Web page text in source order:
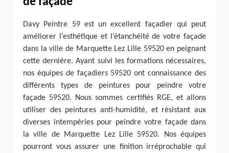
Davy Peintre 59 est un excellent façadier qui peut
améliorer l’esthétique et l’étanchéité de votre façade
dans la ville de Marquette Lez Lille 59520 en peignant
cette dernière. Ayant suivi les formations nécessaires,
nos équipes de façadiers 59520 ont connaissance des
différents types de peintures pour peindre votre
façade 59520. Nous sommes certifiés RGE, et allons
utiliser des peintures anti-humidité, et résistant aux
diverses intempéries pour peindre votre façade dans
la ville de Marquette Lez Lille 59520. Nos équipes
pourront vous assurer une finition irréprochable qui